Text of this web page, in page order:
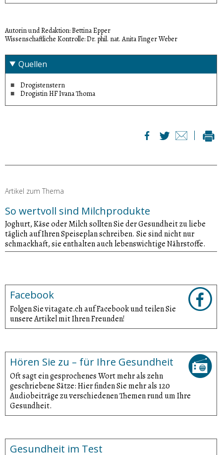
vorbereiten.»
Autorin und Redaktion: Bettina Epper
Wissenschaftliche Kontrolle: Dr. phil. nat. Anita Finger Weber
Quellen
Drogistenstern
Drogistin HF Ivana Thoma
Artikel zum Thema
So wertvoll sind Milchprodukte
Joghurt, Käse oder Milch sollten Sie der Gesundheit zu liebe
täglich auf Ihren Speiseplan schreiben. Sie sind nicht nur
schmackhaft, sie enthalten auch lebenswichtige Nährstoffe.
Facebook
Folgen Sie vitagate.ch auf Facebook und teilen Sie
unsere Artikel mit Ihren Freunden!
Hören Sie zu – für Ihre Gesundheit
Oft sagt ein gesprochenes Wort mehr als zehn
geschriebene Sätze: Hier finden Sie mehr als 120
Audiobeiträge zu verschiedenen Themen rund um Ihre
Gesundheit.
Gesundheit im Test